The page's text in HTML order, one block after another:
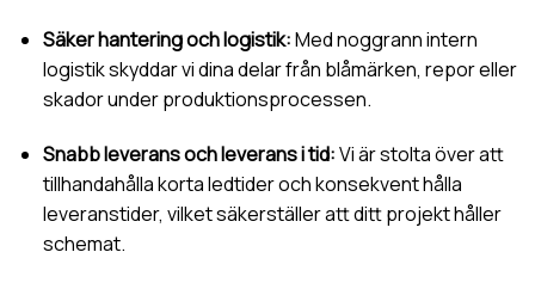
Säker hantering och logistik:Med noggrann intern
logistik skyddar vi dina delar från blåmärken, repor eller
skador under produktionsprocessen.
Snabb leverans och leverans i tid:Vi är stolta över att
tillhandahålla korta ledtider och konsekvent hålla
leveranstider, vilket säkerställer att ditt projekt håller
schemat.